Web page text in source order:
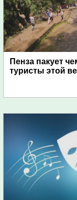
Пенза пакует
туристы этой